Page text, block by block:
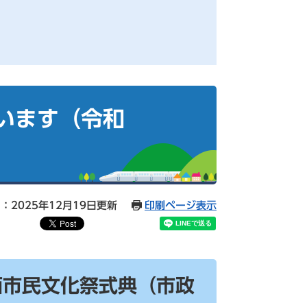
ます（令和
：2025年12月19日更新 印刷ページ表示
民文化祭式典（市政